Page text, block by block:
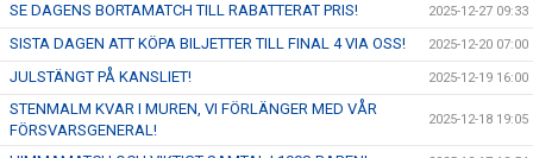
SE DAGENS BORTAMATCH TILL RABATTERAT PRIS! 2025-12-27 09:33
SISTA DAGEN ATT KÖPA BILJETTER TILL FINAL 4 VIA OSS! 2025-12-20 07:00
JULSTÄNGT PÅ KANSLIET! 2025-12-19 16:00
STENMALM KVAR I MUREN, VI FÖRLÄNGER MED VÅR
FÖRSVARSGENERAL!
2025-12-18 19:05